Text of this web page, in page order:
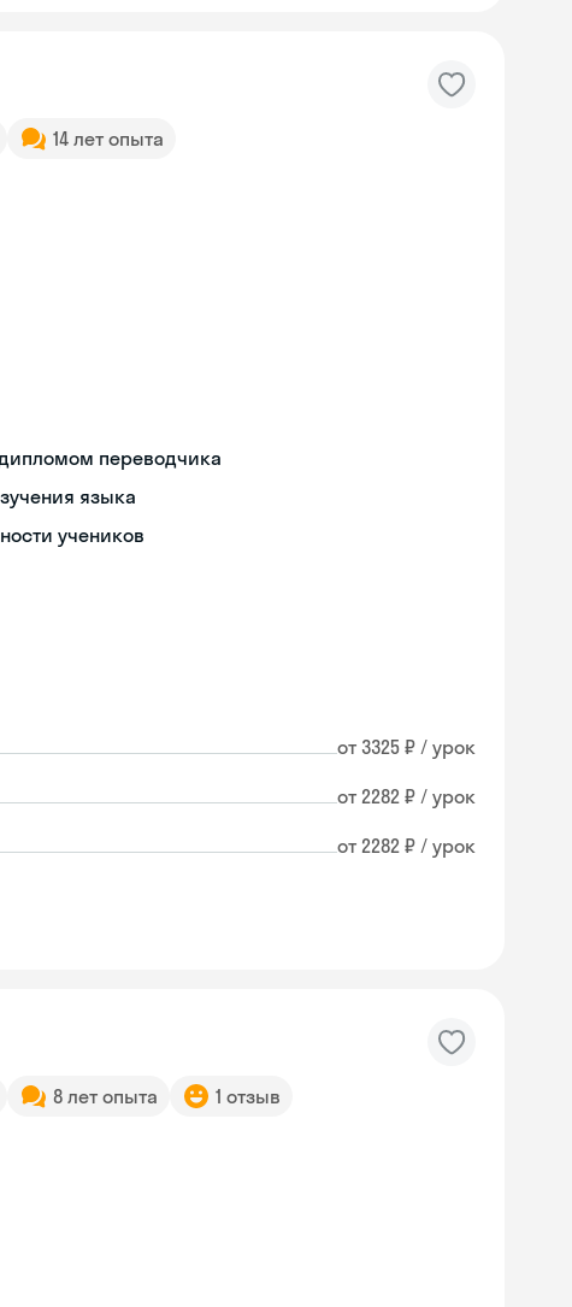
14 лет опыта
переводчика
языка
учеников
от 3325 ₽ / урок
от 2282 ₽ / урок
от 2282 ₽ / урок
8 лет опыта 1 отзыв